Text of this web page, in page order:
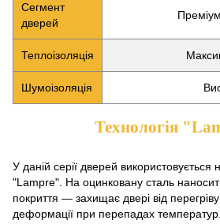
Сегмент
дверей
Теплоізоляція
Шумоізоляція
Технологія
У даній серії дверей використовується
"Lampre". На оцинковану сталь
покриття — захищає двері від
деформації при перепадах